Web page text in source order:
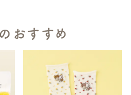
おすすめ